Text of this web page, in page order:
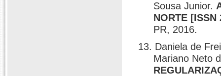
Sousa Junior.
NORTE [ISSN
PR, 2016.
13. Daniela de
Mariano Neto